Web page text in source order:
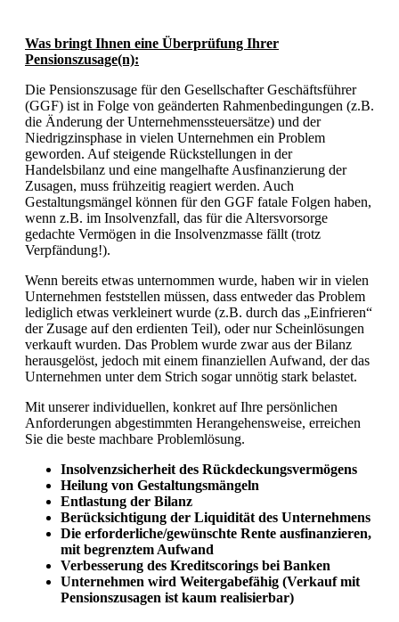
Was bringt Ihnen eine Überprüfung Ihrer
Pensionszusage(n):
Die Pensionszusage für den Gesellschafter Geschäftsführer
(GGF) ist in Folge von geänderten Rahmenbedingungen (z.B.
die Änderung der Unternehmenssteuersätze) und der
Niedrigzinsphase in vielen Unternehmen ein Problem
geworden. Auf steigende Rückstellungen in der
Handelsbilanz und eine mangelhafte Ausfinanzierung der
Zusagen, muss frühzeitig reagiert werden. Auch
Gestaltungsmängel können für den GGF fatale Folgen haben,
wenn z.B. im Insolvenzfall, das für die Altersvorsorge
gedachte Vermögen in die Insolvenzmasse fällt (trotz
Verpfändung!).
Wenn bereits etwas unternommen wurde, haben wir in vielen
Unternehmen feststellen müssen, dass entweder das Problem
lediglich etwas verkleinert wurde (z.B. durch das „Einfrieren“
der Zusage auf den erdienten Teil), oder nur Scheinlösungen
verkauft wurden. Das Problem wurde zwar aus der Bilanz
herausgelöst, jedoch mit einem finanziellen Aufwand, der das
Unternehmen unter dem Strich sogar unnötig stark belastet.
Mit unserer individuellen, konkret auf Ihre persönlichen
Anforderungen abgestimmten Herangehensweise, erreichen
Sie die beste machbare Problemlösung.
Insolvenzsicherheit des Rückdeckungsvermögens
Heilung von Gestaltungsmängeln
Entlastung der Bilanz
Berücksichtigung der Liquidität des Unternehmens
Die erforderliche/gewünschte Rente ausfinanzieren,
mit begrenztem Aufwand
Verbesserung des Kreditscorings bei Banken
Unternehmen wird Weitergabefähig (Verkauf mit
Pensionszusagen ist kaum realisierbar)